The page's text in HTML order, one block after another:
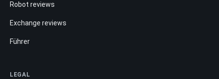
Robot reviews
Exchange reviews
Führer
LEGAL